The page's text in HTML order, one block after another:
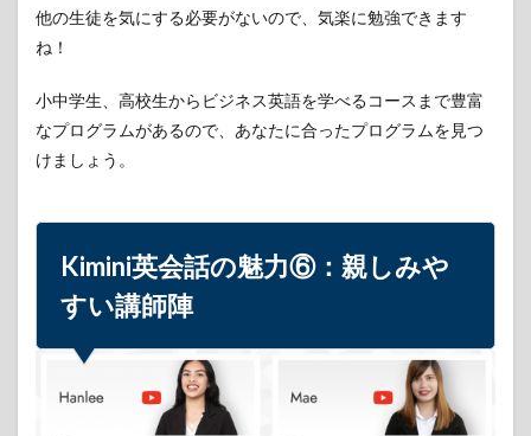
他の生徒を気にする必要がないので、気楽に勉強できます
ね！
小中学生、高校生からビジネス英語を学べるコースまで豊富
なプログラムがあるので、あなたに合ったプログラムを見つ
けましょう。
Kimini英会話の魅力⑥：親しみや
すい講師陣